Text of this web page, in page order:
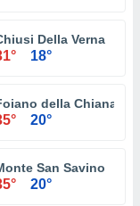
Della Verna
18°
della Chiana
20°
San Savino
20°